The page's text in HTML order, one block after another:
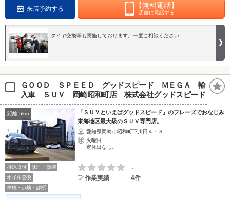
来店予約する 【無料電話】
店舗に電話する
タイヤ交換等も実施しております。一度ご相談ください
ＧＯＯＤ ＳＰＥＥＤ グッドスピード ＭＥＧＡ 輸
入車 ＳＵＶ 岡崎昭和町店 株式会社グッドスピード
距離:5km
「ＳＵＶといえばグッドスピード」のフレーズでおなじみ
東海地区最大級のＳＵＶ専門店。
愛知県岡崎市昭和町下川田４－３
火曜日
定休日なし。
持込取付
修理・塗装
オイル交換
車検・点検・診断
-
作業実績
4件